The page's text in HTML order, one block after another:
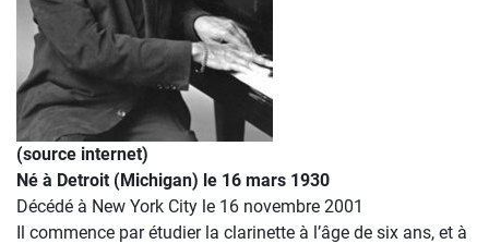
(source internet)
Né à Detroit (Michigan) le 16 mars 1930
Décédé à New York City le 16 novembre 2001
Il commence par étudier la clarinette à l’âge de six ans, et à